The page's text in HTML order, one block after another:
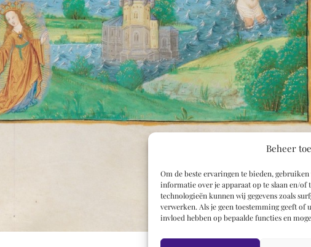
Beheer
Om de beste ervaringen te bieden,
informatie over je apparaat op te slaan en/of
technologieën kunnen wij gegevens zoals
verwerken. Als je geen toestemming geeft
invloed hebben op bepaalde functies en